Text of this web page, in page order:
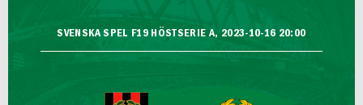
SVENSKA SPEL F19 HÖSTSERIE A, 2023-10-16 20:00